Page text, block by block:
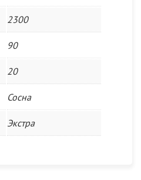
2300
90
20
Сосна
Экстра